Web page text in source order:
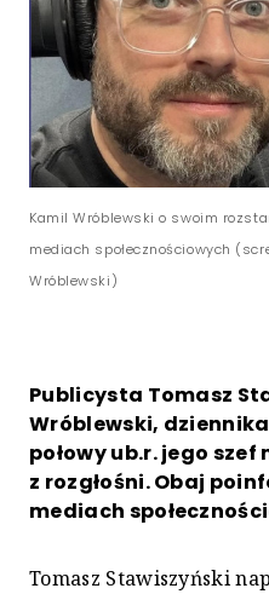
Kamil Wróblewski o swoim
mediach społecznościowych
Wróblewski)
Publicysta Tomasz
Wróblewski,
połowy ub.r. jego
z rozgłośni. Obaj
mediach
Tomasz Stawiszyński